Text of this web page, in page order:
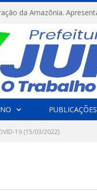
PUBLICAÇÕES
19 (15/03/2022)